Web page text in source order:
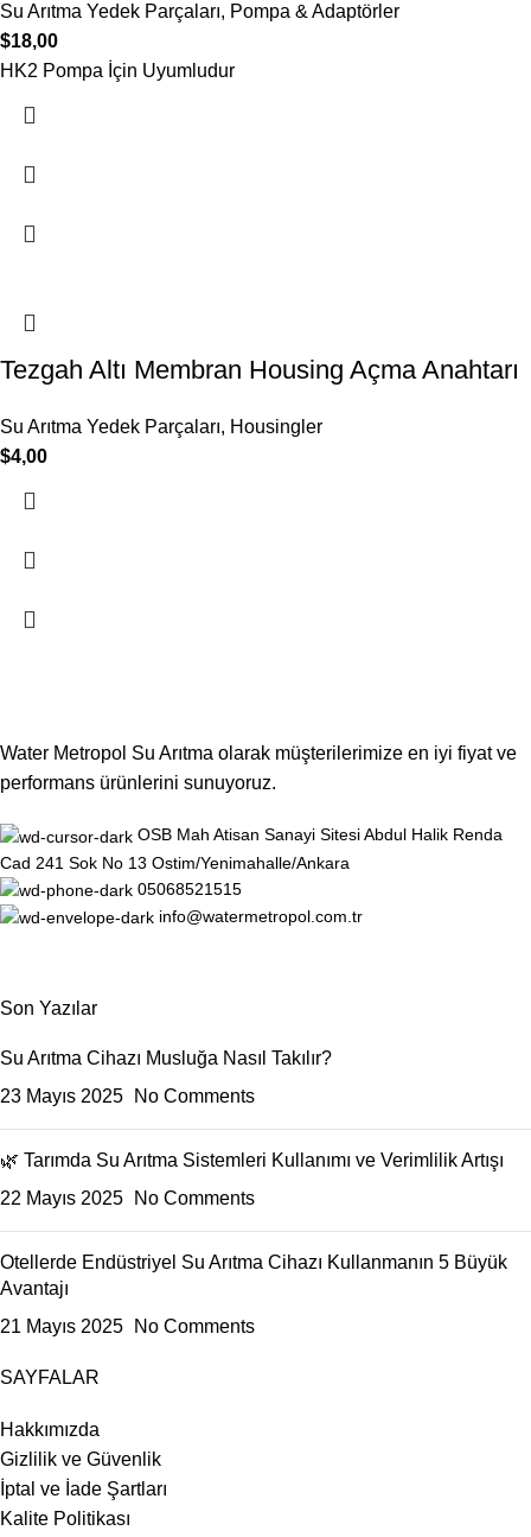
Su Arıtma Yedek Parçaları, Pompa & Adaptörler
$18,00
HK2 Pompa İçin Uyumludur
Tezgah Altı Membran Housing Açma Anahtarı
Su Arıtma Yedek Parçaları, Housingler
$4,00
Water Metropol Su Arıtma olarak müşterilerimize en iyi fiyat ve
performans ürünlerini sunuyoruz.
OSB Mah Atisan Sanayi Sitesi Abdul Halik Renda
Cad 241 Sok No 13 Ostim/Yenimahalle/Ankara
05068521515
info@watermetropol.com.tr
Son Yazılar
Su Arıtma Cihazı Musluğa Nasıl Takılır?
23 Mayıs 2025
No Comments
🌿 Tarımda Su Arıtma Sistemleri Kullanımı ve Verimlilik Artışı
22 Mayıs 2025
No Comments
Otellerde Endüstriyel Su Arıtma Cihazı Kullanmanın 5 Büyük
Avantajı
21 Mayıs 2025
No Comments
SAYFALAR
Hakkımızda
Gizlilik ve Güvenlik
İptal ve İade Şartları
Kalite Politikası